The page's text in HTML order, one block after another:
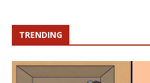
TRENDING